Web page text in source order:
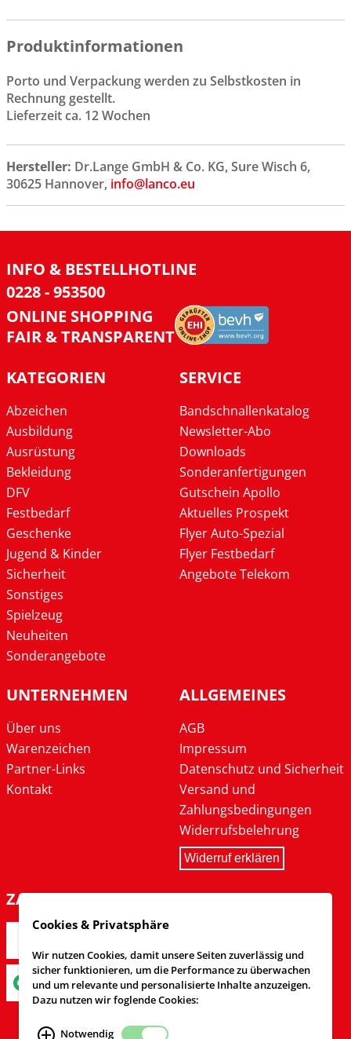
Produktinformationen
Porto und Verpackung werden zu Selbstkosten in
Rechnung gestellt.
Lieferzeit ca. 12 Wochen
Hersteller: Dr.Lange GmbH & Co. KG, Sure Wisch 6,
30625 Hannover, info@lanco.eu
INFO & BESTELLHOTLINE
0228 - 953500
ONLINE SHOPPING
FAIR & TRANSPARENT
KATEGORIEN
Abzeichen
Ausbildung
Ausrüstung
Bekleidung
DFV
Festbedarf
Geschenke
Jugend & Kinder
Sicherheit
Sonstiges
Spielzeug
Neuheiten
Sonderangebote
SERVICE
Bandschnallenkatalog
Newsletter-Abo
Downloads
Sonderanfertigungen
Gutschein Apollo
Aktuelles Prospekt
Flyer Auto-Spezial
Flyer Festbedarf
Angebote Telekom
UNTERNEHMEN
Über uns
Warenzeichen
Partner-Links
Kontakt
ALLGEMEINES
AGB
Impressum
Datenschutz und Sicherheit
Versand und
Zahlungsbedingungen
Widerrufsbelehrung
Widerruf erklären
ZAHLARTEN
Cookies & Privatsphäre
Wir nutzen Cookies, damit unsere Seiten zuverlässig und
sicher funktionieren, um die Performance zu überwachen
und um relevante und personalisierte Inhalte anzuzeigen.
Dazu nutzen wir foglende Cookies:
Notwendig